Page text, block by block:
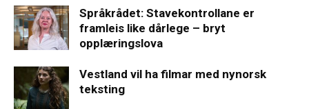
Språkrådet: Stavekontrollane er
framleis like dårlege – bryt
opplæringslova
Vestland vil ha filmar med nynorsk
teksting